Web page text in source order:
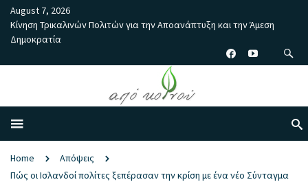
August 7, 2026
Κίνηση Τρικαλινών Πολιτών για την Αποανάπτυξη και την Άμεση
Δημοκρατία
Home
Απόψεις
Πώς οι Ισλανδοί πολίτες ξεπέρασαν την κρίση με ένα νέο Σύνταγμα